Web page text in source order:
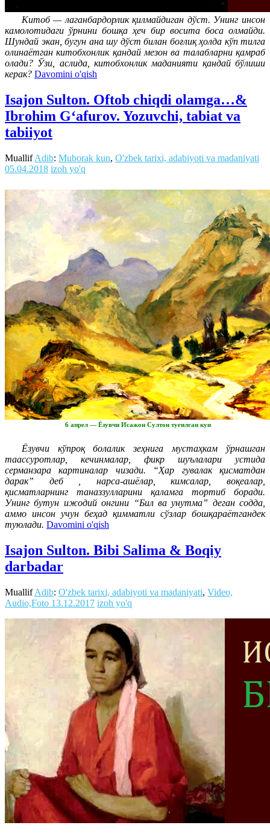
Китоб — лаганбардорлик қилмайдиган дўст. Унинг инсон
камолотидаги ўрнини бошқа ҳеч бир восита боса олмайди.
Шундай экан, бугун ана шу дўст билан боғлиқ ҳолда кўп тилга
олинаётган китобхонлик қандай мезон ва талабларни қамраб
олади? Ўзи, аслида, китобхонлик маданияти қандай бўлиши
керак? Davomini o'qish
Isajon Sulton. Oftob chiqdi olamga…&
Ibrohim G‘afurov. Yozuvchi, tabiat va
tabiiyot
MuallifAdib: Muborak kun, O'zbek tarixi, adabiyoti va madaniyati
05.04.2018 izoh yo'q
6 апрел — Ёзувчи Исажон Султон туғилган кун
Ёзувчи кўпроқ болалик зеҳнига мустаҳкам ўрнашган
таассуротлар, кечинмалар, фикр шуълалари устида
серманзара картиналар чизади. “Ҳар гувалак қисматдан
дарак” деб , нарса-ашёлар, кимсалар, воқеалар,
қисматларнинг таназзулларини қаламга тортиб боради.
Унинг бутун ижодий онгини “Бил ва унутма” деган содда,
аммо инсон учун беҳад қимматли сўзлар бошқараётгандек
туюлади. Davomini o'qish
Isajon Sulton. Bibi Salima & Boqiy
darbadar
MuallifAdib: O'zbek tarixi, adabiyoti va madaniyati, Video,
Audio,Foto 13.12.2017 izoh yo'q